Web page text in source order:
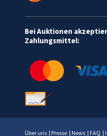
Bei Auktionen
Zahlungsmittel:
Über uns | Presse | News | FAQ |